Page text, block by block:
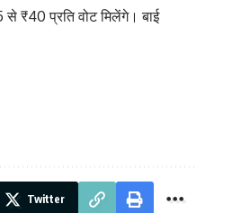
₹40 प्रति वोट मिलेंगे। बाई
Twitter